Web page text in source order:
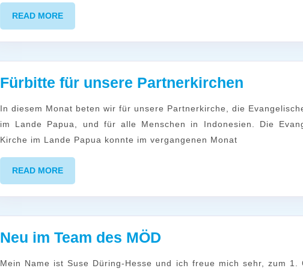
Wort
und
Musik
READ MOREREAD
MORE
Fürbitte für unsere Partnerkirchen
unsere
In diesem Monat beten wir für unsere Partnerkirche, die Evangelische Kirche
im Lande Papua, und für alle Menschen in Indonesien. Die
Kirche im Lande Papua konnte im vergangenen Monat
READ MOREREAD
MORE
Neu im Team des MÖD
Mein Name ist Suse Düring-Hesse und ich freue mich sehr, zum 1. Oktober